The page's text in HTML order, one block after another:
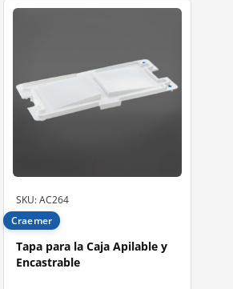
SKU: AC264
Craemer
Tapa para la Caja Apilable y
Encastrable